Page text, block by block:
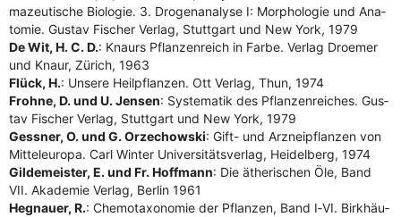
ma­zeu­ti­sche Bio­lo­gie. 3. Dro­gen­ana­ly­se I: Mor­pho­lo­gie und Ana­
to­mie. Gus­tav Fischer Ver­lag, Stutt­gart und New York, 1979
De Wit, H. C. D.: Knaurs Pflan­zen­reich in Far­be. Ver­lag Droe­mer
und Knaur, Zürich, 1963
Flück, H.: Unse­re Heil­pflan­zen. Ott Ver­lag, Thun, 1974
Froh­ne, D. und U. Jen­sen: Sys­te­ma­tik des Pflan­zen­rei­ches. Gus­
tav Fischer Ver­lag, Stutt­gart und New York, 1979
Gess­ner, O. und G. Orz­echow­ski: Gift- und Arz­nei­pflan­zen von
Mit­tel­eu­ro­pa. Carl Win­ter Uni­ver­si­täts­ver­lag, Hei­del­berg, 1974
Gil­de­meis­ter, E. und Fr. Hoff­mann: Die äthe­ri­schen Öle, Band
VII. Aka­de­mie Ver­lag, Ber­lin 1961
Heg­nau­er, R.: Che­mo­ta­xo­no­mie der Pflan­zen, Band I‑VI. Birk­häu­